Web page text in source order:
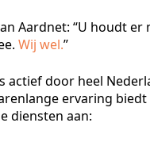
Aardnet: “U houdt er
Wij wel.”
actief door heel
ervaring
diensten aan: